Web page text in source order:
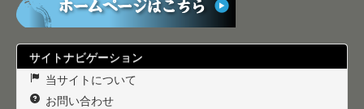
サイトナビゲーション
当サイトについて
お問い合わせ